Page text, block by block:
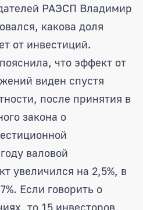
РАЭСП Владимир
какова доля
от инвестиций.
что эффект от
виден спустя
после принятия в
закона о
валовой
увеличился на 2,5%, в
Если говорить о
то 15 инвесторов,